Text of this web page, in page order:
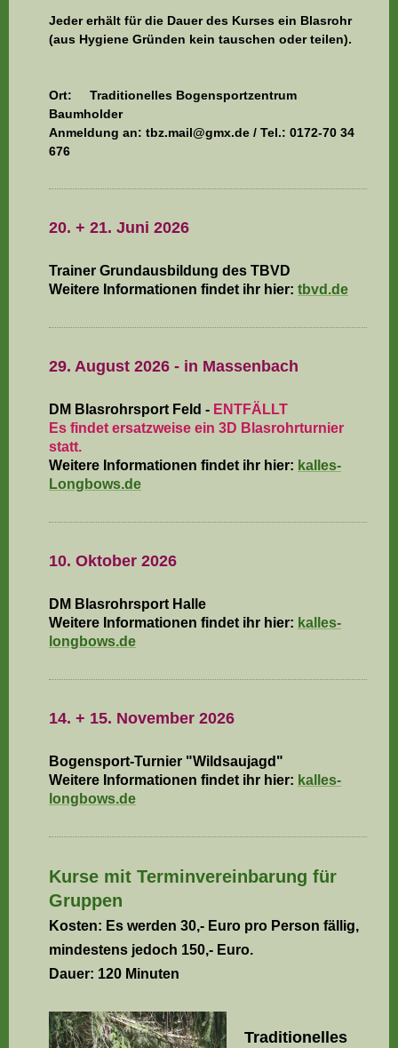
Jeder erhält für die Dauer des Kurses ein Blasrohr
(aus Hygiene Gründen kein tauschen oder teilen).
Ort: Traditionelles Bogensportzentrum
Baumholder
Anmeldung an: tbz.mail@gmx.de / Tel.: 0172-70 34
676
20. + 21. Juni 2026
Trainer Grundausbildung des TBVD
Weitere Informationen findet ihr hier: tbvd .de
29. August 2026 - in Massenbach
DM Blasrohrsport Feld - ENTFÄLLT
Es findet ersatzweise ein 3D Blasrohrturnier
statt.
Weitere Informationen findet ihr hier: kalles-
Longbows.de
10. Oktober 2026
DM Blasrohrsport Halle
Weitere Informationen findet ihr hier: kalles-
longbows.de
14. + 15. November 2026
Bogensport-Turnier "Wildsaujagd"
Weitere Informationen findet ihr hier: kalles-
longbows.de
Kurse mit Terminvereinbarung für
Gruppen
Kosten: Es werden 30,- Euro pro Person fällig,
mindestens jedoch 150,- Euro.
Dauer: 120 Minuten
Traditionelles